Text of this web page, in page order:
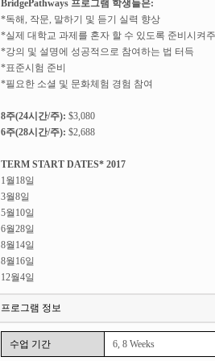
BridgePathways 프로그램 학생들은:
*독해, 작문, 말하기 및 듣기 실력 향상
*실제 대학교 과제를 혼자 할 수 있도록 준비시켜
*강의 및 설명에 성공적으로 참여하는 법 터득
*표준시험 준비
*필요한 소셜 및 문화체험 경험 참여
8주(24시간/주): $3,080
6주(28시간/주): $2,688
TERM START DATES* 2017
1월18일
3월8일
5월10일
6월28일
8월14일
8월16일
12월4일
프로그램 정보
수업 기간 6, 8 Weeks